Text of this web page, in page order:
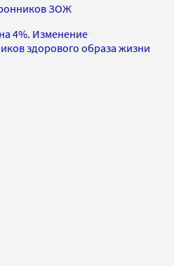
ЗОЖ
4%. Изменение
здорового образа жизни